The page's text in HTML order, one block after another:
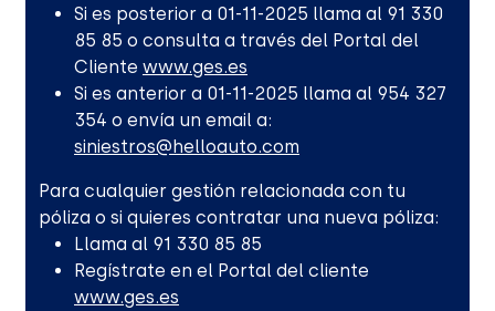
Si es posterior a 01-11-2025 llama al 91 330
85 85 o consulta a través del Portal del
Cliente www.ges.es
Si es anterior a 01-11-2025 llama al 954 327
354 o envía un email a:
siniestros@helloauto.com
Para cualquier gestión relacionada con tu
póliza o si quieres contratar una nueva póliza:
Llama al 91 330 85 85
Regístrate en el Portal del cliente
www.ges.es